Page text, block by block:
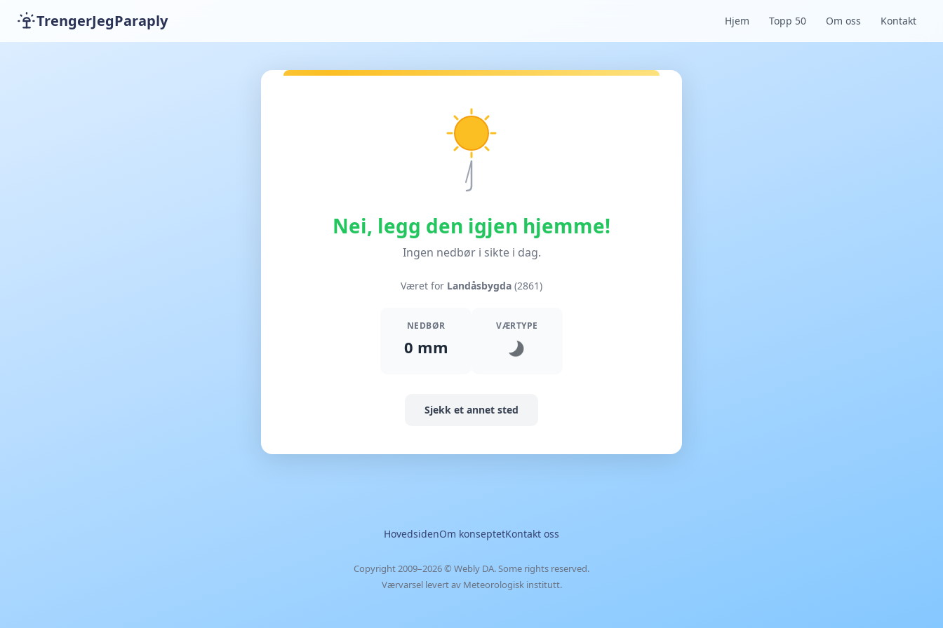
TrengerJegParaply Hjem Topp 50 Om oss Kontakt
Nei, legg den igjen hjemme!
Ingen nedbør i sikte i dag.
Været for Landåsbygda (2861)
NEDBØR
0 mm
VÆRTYPE
Sjekk et annet sted
HovedsidenOm konseptetKontakt oss
Copyright 2009–2026 © Webly DA. Some rights reserved.
Værvarsel levert av Meteorologisk institutt.